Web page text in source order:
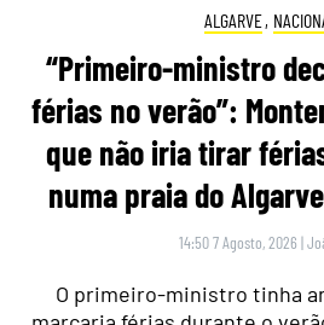
ALGARVE,
“Primeiro-ministro
férias no verão”:
que não iria tirar
numa praia do
14:50 7 Agosto, 2026 |
O primeiro-ministro tinha